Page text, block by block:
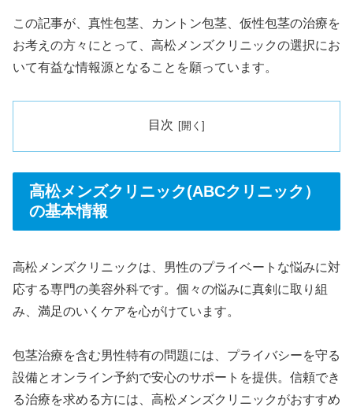
この記事が、真性包茎、カントン包茎、仮性包茎の治療を
お考えの方々にとって、高松メンズクリニックの選択にお
いて有益な情報源となることを願っています。
目次
高松メンズクリニック(ABCクリニック）
の基本情報
高松メンズクリニックは、男性のプライベートな悩みに対
応する専門の美容外科です。個々の悩みに真剣に取り組
み、満足のいくケアを心がけています。
包茎治療を含む男性特有の問題には、プライバシーを守る
設備とオンライン予約で安心のサポートを提供。信頼でき
る治療を求める方には、高松メンズクリニックがおすすめ